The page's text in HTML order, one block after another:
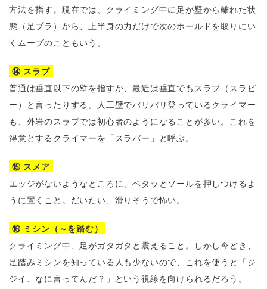
方法を指す。現在では、クライミング中に足が壁から離れた状
態（足ブラ）から、上半身の力だけで次のホールドを取りにい
くムーブのこともいう。
⑭ スラブ
普通は垂直以下の壁を指すが、最近は垂直でもスラブ（スラビ
ー）と言ったりする。人工壁でバリバリ登っているクライマー
も、外岩のスラブでは初心者のようになることが多い。これを
得意とするクライマーを「スラバー」と呼ぶ。
⑮ スメア
エッジがないようなところに、ベタッとソールを押しつけるよ
うに置くこと。だいたい、滑りそうで怖い。
⑯ ミシン（～を踏む）
クライミング中、足がガタガタと震えること。しかし今どき、
足踏みミシンを知っている人も少ないので、これを使うと「ジ
ジイ、なに言ってんだ？」という視線を向けられるだろう。